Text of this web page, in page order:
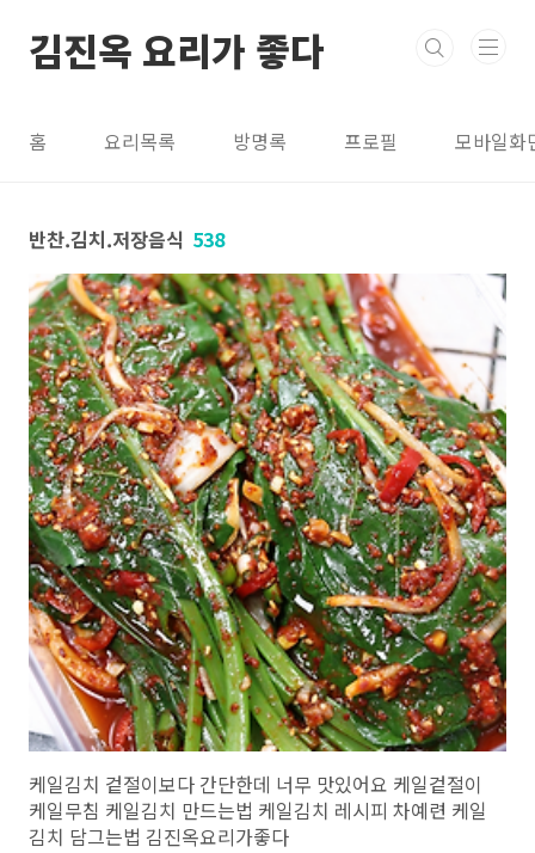
김진옥 요리가 좋다
홈 요리목록 방명록 프로필 모바일화
반찬.김치.저장음식 538
케일김치 겉절이보다 간단한데 너무 맛있어요 케일겉절이
케일무침 케일김치 만드는법 케일김치 레시피 차예련 케일
김치 담그는법 김진옥요리가좋다